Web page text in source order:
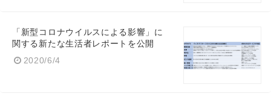
「新型コロナウイルスによる影響」に
関する新たな生活者レポートを公開
2020/6/4